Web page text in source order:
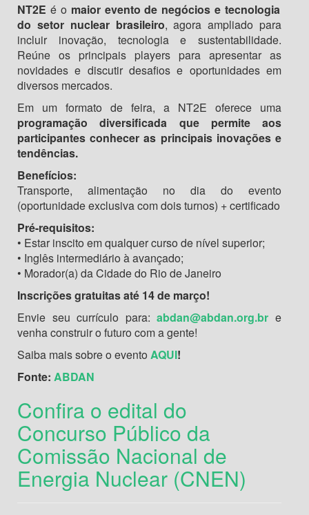
NT2E é o maior evento de negócios e tecnologia
do setor nuclear brasileiro, agora ampliado para
incluir inovação, tecnologia e sustentabilidade.
Reúne os principais players para apresentar as
novidades e discutir desafios e oportunidades em
diversos mercados.
Em um formato de feira, a NT2E oferece uma
programação diversificada que permite aos
participantes conhecer as principais inovações e
tendências.
Benefícios:
Transporte, alimentação no dia do evento
(oportunidade exclusiva com dois turnos) + certificado
Pré-requisitos:
• Estar inscito em qualquer curso de nível superior;
• Inglês intermediário à avançado;
• Morador(a) da Cidade do Rio de Janeiro
Inscrições gratuitas até 14 de março!
Envie seu currículo para:abdan@abdan.org.br e
venha construir o futuro com a gente!
Saiba mais sobre o evento AQUI!
Fonte: ABDAN
Confira o edital do
Concurso Público da
Comissão Nacional de
Energia Nuclear (CNEN)